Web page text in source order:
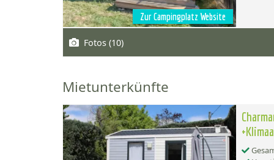
Zur Campingplatz Website
Fotos (10)
Mietunterkünfte